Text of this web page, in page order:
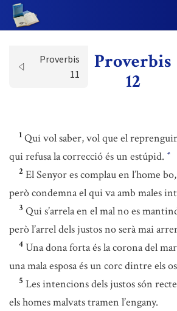
Proverbis
11
Proverbis
12
1 Qui vol saber, vol que el
qui refusa la correcció és un estúpid. *
2 El Senyor es complau en l’home bo,
però condemna el qui va amb males
3 Qui s’arrela en el mal no es
però l’arrel dels justos no serà mai
4 Una dona forta és la corona del
una mala esposa és un corc dintre els
5 Les intencions dels justos són
els homes malvats tramen l’engany.